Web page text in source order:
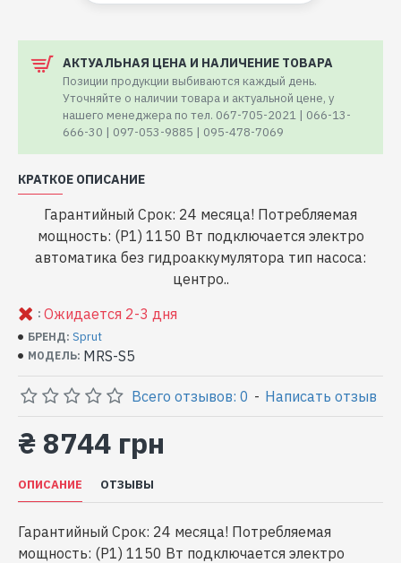
АКТУАЛЬНАЯ ЦЕНА И НАЛИЧЕНИЕ ТОВАРА
Позиции продукции выбиваются каждый день.
Уточняйте о наличии товара и актуальной цене, у
нашего менеджера по тел. 067-705-2021 | 066-13-
666-30 | 097-053-9885 | 095-478-7069
КРАТКОЕ ОПИСАНИЕ
Гарантийный Срок: 24 месяца! Потребляемая
мощность: (P1) 1150 Вт подключается электро
автоматика без гидроаккумулятора тип насоса:
центро..
: Ожидается 2-3 дня
БРЕНД: Sprut
МОДЕЛЬ: MRS-S5
Всего отзывов: 0 - Написать отзыв
₴ 8744 грн
ОПИСАНИЕ ОТЗЫВЫ
Гарантийный Срок: 24 месяца! Потребляемая
мощность: (P1) 1150 Вт подключается электро